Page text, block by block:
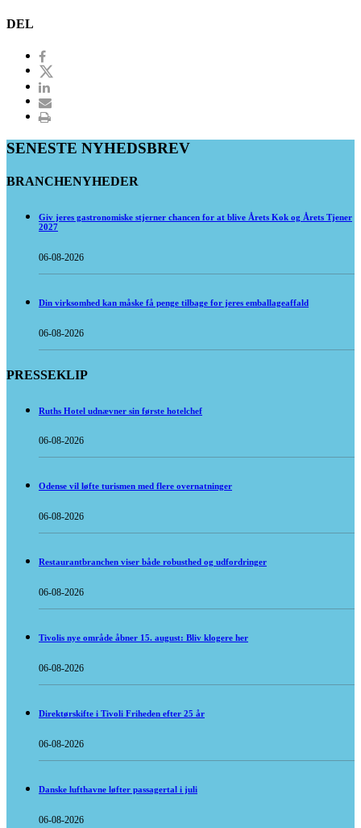
DEL
SENESTE NYHEDSBREV
BRANCHENYHEDER
Giv jeres gastronomiske stjerner chancen for at blive Årets Kok og Årets Tjener
2027
06-08-2026
Din virksomhed kan måske få penge tilbage for jeres emballageaffald
06-08-2026
PRESSEKLIP
Ruths Hotel udnævner sin første hotelchef
06-08-2026
Odense vil løfte turismen med flere overnatninger
06-08-2026
Restaurantbranchen viser både robusthed og udfordringer
06-08-2026
Tivolis nye område åbner 15. august: Bliv klogere her
06-08-2026
Direktørskifte i Tivoli Friheden efter 25 år
06-08-2026
Danske lufthavne løfter passagertal i juli
06-08-2026